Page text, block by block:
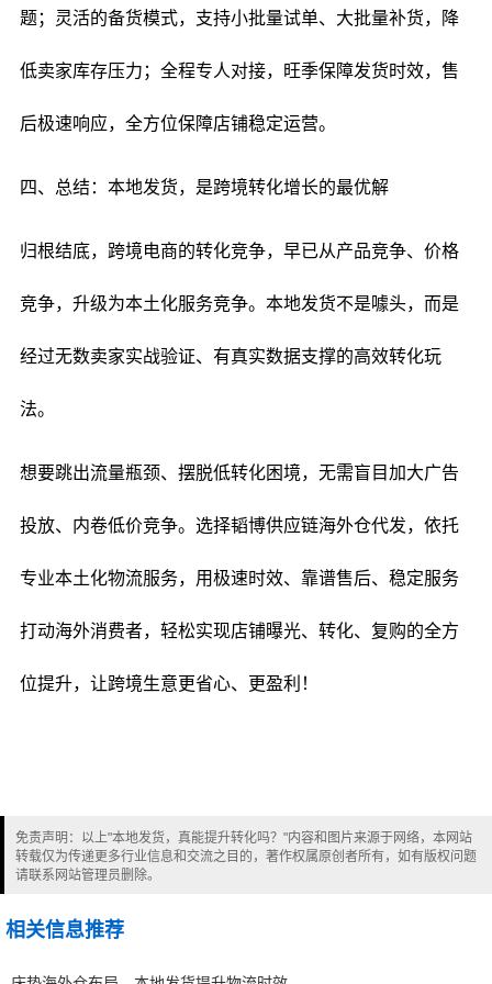
题；灵活的备货模式，支持小批量试单、大批量补货，降
低卖家库存压力；全程专人对接，旺季保障发货时效，售
后极速响应，全方位保障店铺稳定运营。
四、总结：本地发货，是跨境转化增长的最优解
归根结底，跨境电商的转化竞争，早已从产品竞争、价格
竞争，升级为本土化服务竞争。本地发货不是噱头，而是
经过无数卖家实战验证、有真实数据支撑的高效转化玩
法。
想要跳出流量瓶颈、摆脱低转化困境，无需盲目加大广告
投放、内卷低价竞争。选择韬博供应链海外仓代发，依托
专业本土化物流服务，用极速时效、靠谱售后、稳定服务
打动海外消费者，轻松实现店铺曝光、转化、复购的全方
位提升，让跨境生意更省心、更盈利！
免责声明：以上"本地发货，真能提升转化吗？"内容和图片来源于网络，本网站
转载仅为传递更多行业信息和交流之目的，著作权属原创者所有，如有版权问题
请联系网站管理员删除。
相关信息推荐